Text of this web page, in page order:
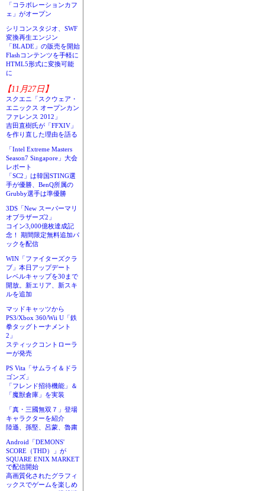
「コラボレーションカフ
ェ」がオープン
シリコンスタジオ、SWF
変換再生エンジン
「BLADE」の販売を開始
Flashコンテンツを手軽に
HTML5形式に変換可能
に
【11月27日】
スクエニ「スクウェア・
エニックス オープンカン
ファレンス 2012」
吉田直樹氏が「FFXIV」
を作り直した理由を語る
「Intel Extreme Masters
Season7 Singapore」大会
レポート
「SC2」は韓国STING選
手が優勝、BenQ所属の
Grubby選手は準優勝
3DS「New スーパーマリ
オブラザーズ2」
コイン3,000億枚達成記
念！ 期間限定無料追加パ
ックを配信
WIN「ファイターズクラ
ブ」本日アップデート
レベルキャップを30まで
開放。新エリア、新スキ
ルを追加
マッドキャッツから
PS3/Xbox 360/Wii U「鉄
拳タッグトーナメント
2」
スティックコントローラ
ーが発売
PS Vita「サムライ＆ドラ
ゴンズ」
「フレンド招待機能」＆
「魔獣倉庫」を実装
「真・三國無双７」登場
キャラクターを紹介
陸遜、孫堅、呂蒙、魯粛
Android「DEMONS'
SCORE（THD）」が
SQUARE ENIX MARKET
で配信開始
高画質化されたグラフィ
ックスでゲームを楽しめ